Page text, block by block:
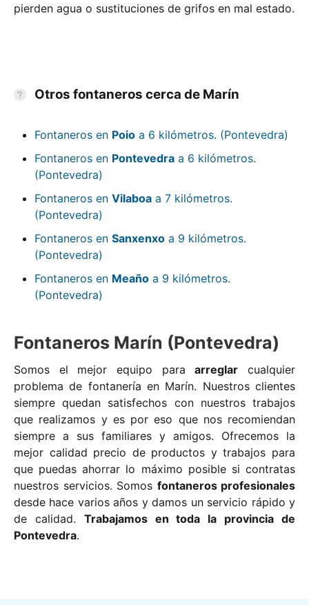
pierden agua o sustituciones de grifos en mal estado.
Otros fontaneros cerca de Marín
Fontaneros en Poio a 6 kilómetros. (Pontevedra)
Fontaneros en Pontevedra a 6 kilómetros.
(Pontevedra)
Fontaneros en Vilaboa a 7 kilómetros.
(Pontevedra)
Fontaneros en Sanxenxo a 9 kilómetros.
(Pontevedra)
Fontaneros en Meaño a 9 kilómetros.
(Pontevedra)
Fontaneros Marín (Pontevedra)
Somos el mejor equipo paraarreglar cualquier
problema de fontanería en Marín. Nuestros clientes
siempre quedan satisfechos con nuestros trabajos
que realizamos y es por eso que nos recomiendan
siempre a sus familiares y amigos. Ofrecemos la
mejor calidad precio de productos y trabajos para
que puedas ahorrar lo máximo posible si contratas
nuestros servicios. Somos fontaneros profesionales
desde hace varios años y damos un servicio rápido y
de calidad. Trabajamos en toda la provincia de
Pontevedra.